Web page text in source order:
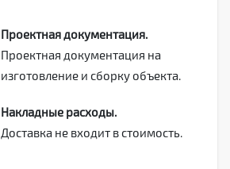
Проектная документация.
Проектная документация на
изготовление и сборку объекта.
Накладные расходы.
Доставка не входит в стоимость.